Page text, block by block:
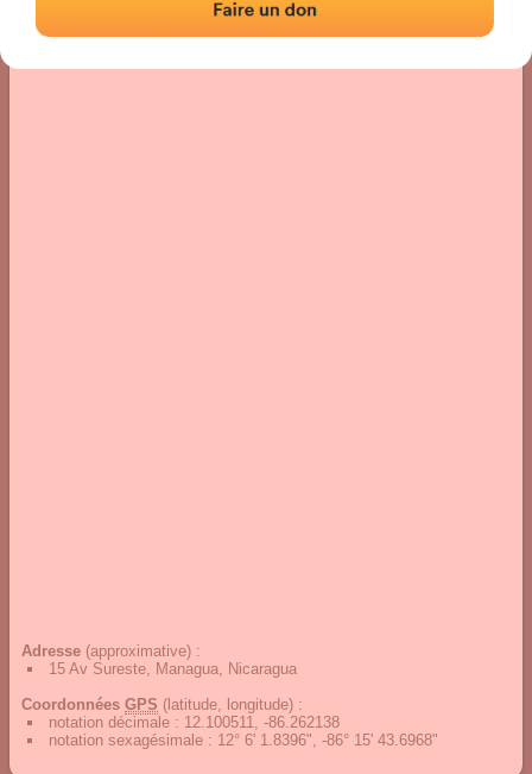
› Localisation du fronton
Adresse (approximative) :
15 Av Sureste, Managua, Nicaragua
Coordonnées GPS (latitude, longitude) :
notation décimale : 12.100511, -86.262138
notation sexagésimale : 12° 6' 1.8396", -86° 15' 43.6968"